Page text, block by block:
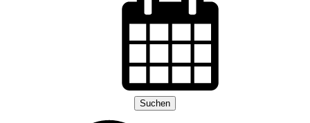
Suchen